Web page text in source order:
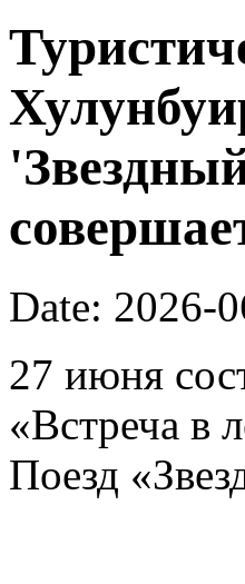
Date: 2026-
27 июня
«Встреча в
Поезд